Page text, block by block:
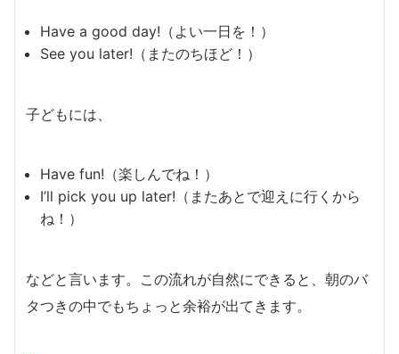
Have a good day!（よい一日を！）
See you later!（またのちほど！）
子どもには、
Have fun!（楽しんでね！）
I’ll pick you up later!（またあとで迎えに行くから
ね！）
などと言います。この流れが自然にできると、朝のバ
タつきの中でもちょっと余裕が出てきます。